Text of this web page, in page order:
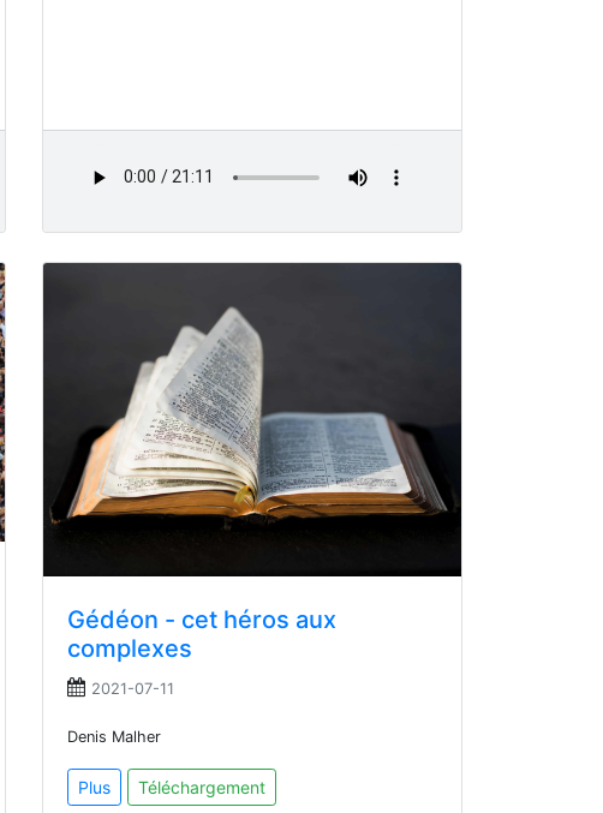
Gédéon - cet héros aux
complexes
2021-07-11
Denis Malher
Plus Téléchargement